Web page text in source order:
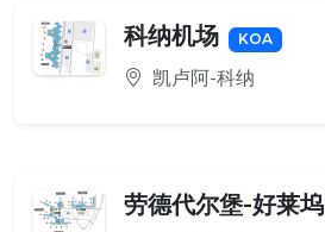
科纳机场 KOA
凯卢阿-科纳
劳德代尔堡-好莱